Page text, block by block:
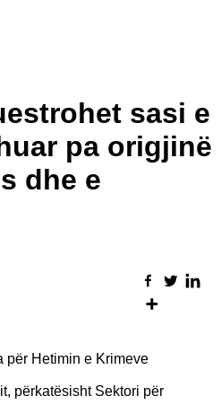
sasi e
pa origjinë
dhe e
për Hetimin e Krimeve
përkatësisht Sektori për